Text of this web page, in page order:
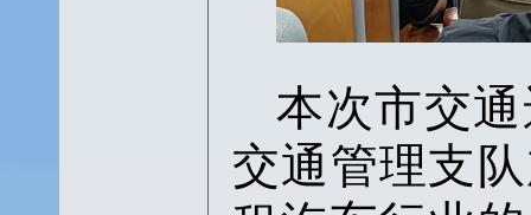
本次市交
交通管理支